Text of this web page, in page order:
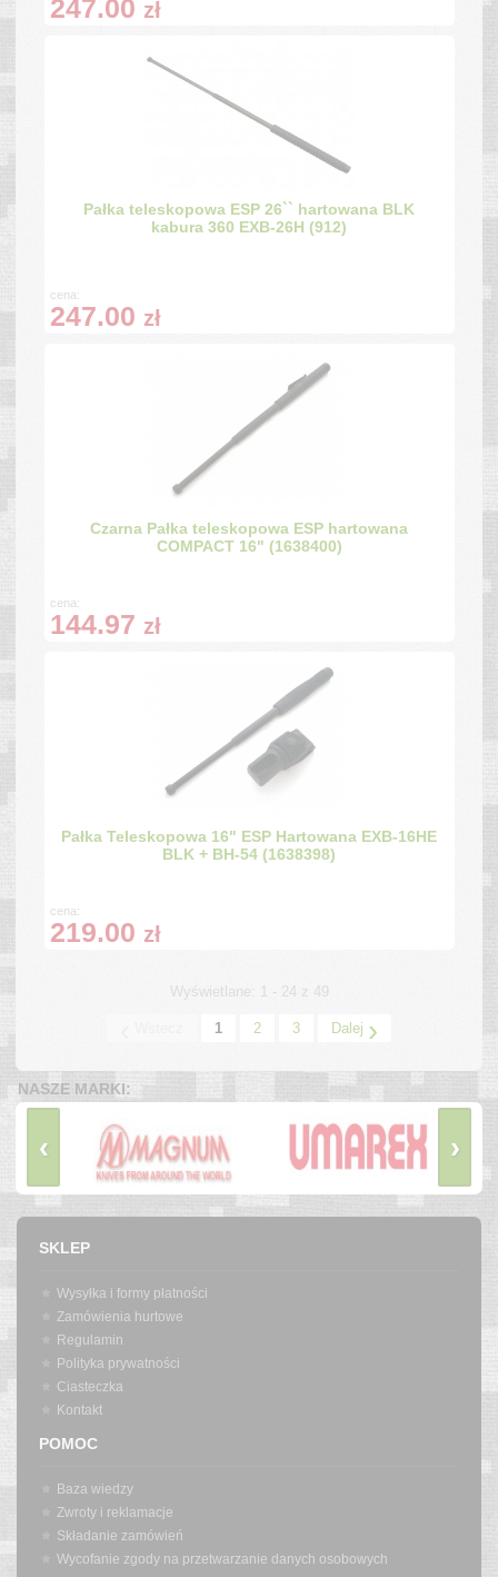
247.00 zł
Pałka teleskopowa ESP 26`` hartowana BLK
kabura 360 EXB-26H (912)
cena:
247.00 zł
Czarna Pałka teleskopowa ESP hartowana
COMPACT 16" (1638400)
cena:
144.97 zł
Pałka Teleskopowa 16" ESP Hartowana EXB-16HE
BLK + BH-54 (1638398)
cena:
219.00 zł
Wyświetlane: 1 - 24 z 49
1 2 3 Dalej ›
NASZE MARKI:
‹ ›
SKLEP
Wysyłka i formy płatności
Zamówienia hurtowe
Regulamin
Polityka prywatności
Ciasteczka
Kontakt
POMOC
Baza wiedzy
Zwroty i reklamacje
Składanie zamówień
Wycofanie zgody na przetwarzanie danych osobowych